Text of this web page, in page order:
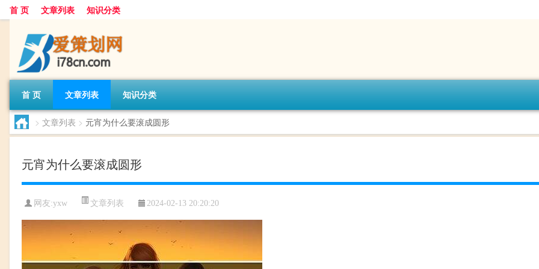
首 页 文章列表 知识分类
首 页 文章列表 知识分类
> 文章列表 > 元宵为什么要滚成圆形
元宵为什么要滚成圆形
网友:yxw 文章列表 2024-02-13 20:20:20